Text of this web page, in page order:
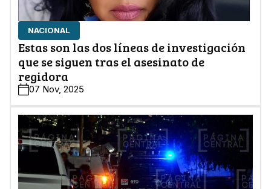
NACIONAL
Estas son las dos líneas de investigación
que se siguen tras el asesinato de
regidora
07 Nov, 2025